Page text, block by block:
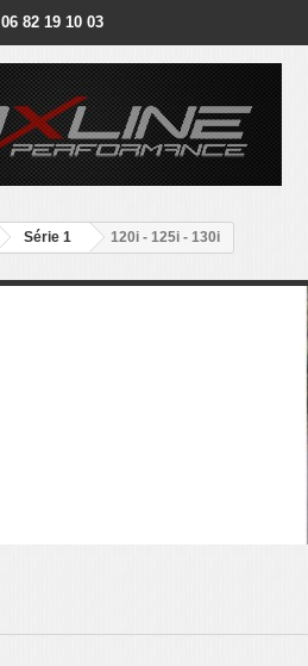
06 82 19 10 03
Série 1 120i - 125i - 130i